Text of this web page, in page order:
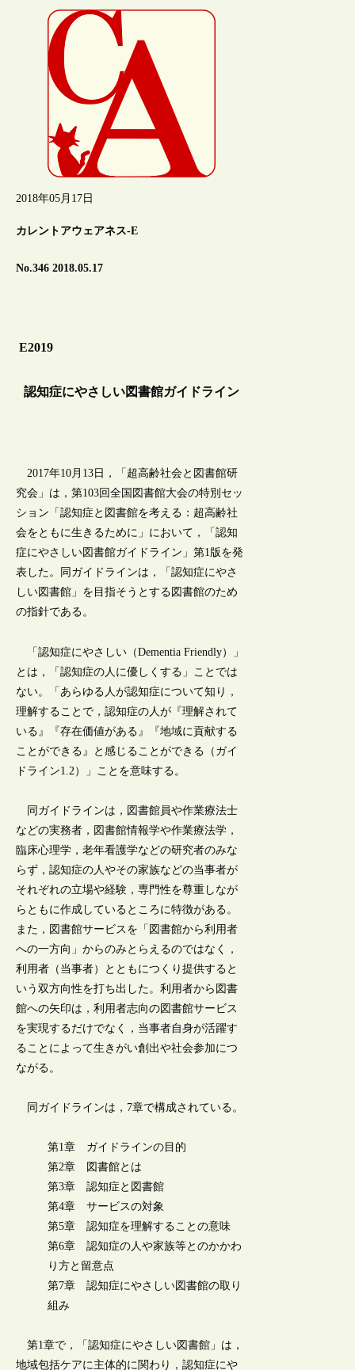
2018年05月17日
カレントアウェアネス-E
No.346 2018.05.17
E2019
認知症にやさしい図書館ガイドライン
2017年10月13日，「超高齢社会と図書館研
究会」は，第103回全国図書館大会の特別セッ
ション「認知症と図書館を考える：超高齢社
会をともに生きるために」において，「認知
症にやさしい図書館ガイドライン」第1版を発
表した。同ガイドラインは，「認知症にやさ
しい図書館」を目指そうとする図書館のため
の指針である。
「認知症にやさしい（Dementia Friendly）」
とは，「認知症の人に優しくする」ことでは
ない。「あらゆる人が認知症について知り，
理解することで，認知症の人が『理解されて
いる』『存在価値がある』『地域に貢献する
ことができる』と感じることができる（ガイ
ドライン1.2）」ことを意味する。
同ガイドラインは，図書館員や作業療法士
などの実務者，図書館情報学や作業療法学，
臨床心理学，老年看護学などの研究者のみな
らず，認知症の人やその家族などの当事者が
それぞれの立場や経験，専門性を尊重しなが
らともに作成しているところに特徴がある。
また，図書館サービスを「図書館から利用者
への一方向」からのみとらえるのではなく，
利用者（当事者）とともにつくり提供すると
いう双方向性を打ち出した。利用者から図書
館への矢印は，利用者志向の図書館サービス
を実現するだけでなく，当事者自身が活躍す
ることによって生きがい創出や社会参加につ
ながる。
同ガイドラインは，7章で構成されている。
第1章 ガイドラインの目的
第2章 図書館とは
第3章 認知症と図書館
第4章 サービスの対象
第5章 認知症を理解することの意味
第6章 認知症の人や家族等とのかかわ
り方と留意点
第7章 認知症にやさしい図書館の取り
組み
第1章で，「認知症にやさしい図書館」は，
地域包括ケアに主体的に関わり，認知症にや